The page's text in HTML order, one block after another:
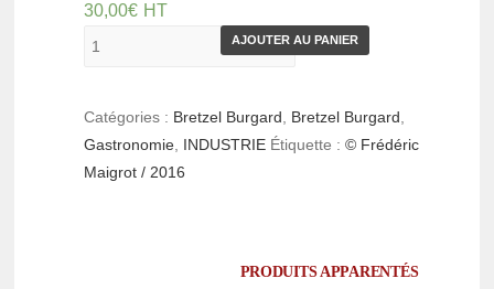
30,00€ HT
AJOUTER AU PANIER
Catégories : Bretzel Burgard Bretzel Burgard
Gastronomie INDUSTRIE Étiquette :© Frédéric
Maigrot / 2016
PRODUITS APPARENTÉS